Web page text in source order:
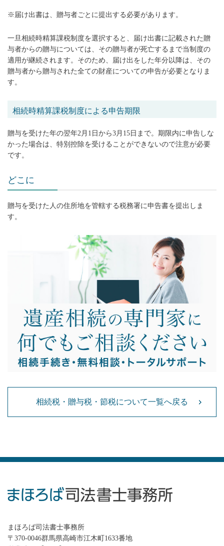
※届け出書は、贈与者ごとに提出する必要があります。
一旦相続時精算課税制度を選択すると、届け出書に記載された贈
与者からの贈与については、その贈与者が死亡するまで当制度の
適用が継続されます。そのため、届け出をした年分以降は、その
贈与者から贈与された全ての財産についての申告が必要となりま
す。
相続時精算課税制度による申告期限
贈与を受けた年の翌年2月1日から3月15日まで。期限内に申告しな
かった場合は、特別控除を受けることができないので注意が必要
です。
どこに
贈与を受けた人の住所地を管轄する税務署に申告書を提出しま
す。
相続税・贈与税・節税について一覧へ戻る
まほろば司法書士事務所
〒370-0046群馬県高崎市江木町1633番地